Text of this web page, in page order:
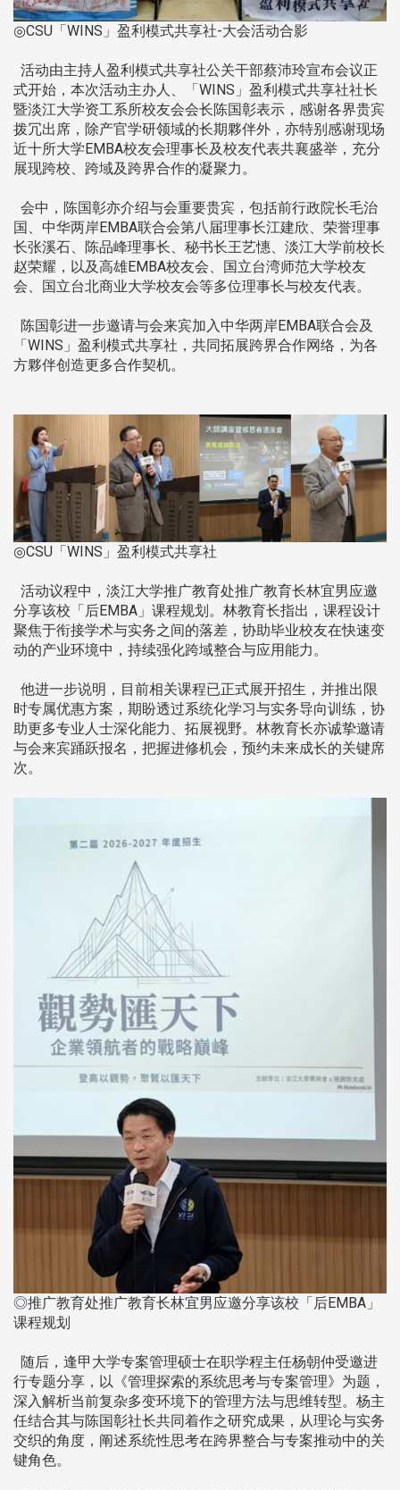
◎CSU「WINS」盈利模式共享社-大会活动合影
活动由主持人盈利模式共享社公关干部蔡沛玲宣布会议正
式开始，本次活动主办人、「WINS」盈利模式共享社社长
暨淡江大学资工系所校友会会长陈国彰表示，感谢各界贵宾
拨冗出席，除产官学研领域的长期夥伴外，亦特别感谢现场
近十所大学EMBA校友会理事长及校友代表共襄盛举，充分
展现跨校、跨域及跨界合作的凝聚力。
会中，陈国彰亦介绍与会重要贵宾，包括前行政院长毛治
国、中华两岸EMBA联合会第八届理事长江建欣、荣誉理事
长张溪石、陈品峰理事长、秘书长王艺憓、淡江大学前校长
赵荣耀，以及高雄EMBA校友会、国立台湾师范大学校友
会、国立台北商业大学校友会等多位理事长与校友代表。
陈国彰进一步邀请与会来宾加入中华两岸EMBA联合会及
「WINS」盈利模式共享社，共同拓展跨界合作网络，为各
方夥伴创造更多合作契机。
◎CSU「WINS」盈利模式共享社
活动议程中，淡江大学推广教育处推广教育长林宜男应邀
分享该校「后EMBA」课程规划。林教育长指出，课程设计
聚焦于衔接学术与实务之间的落差，协助毕业校友在快速变
动的产业环境中，持续强化跨域整合与应用能力。
他进一步说明，目前相关课程已正式展开招生，并推出限
时专属优惠方案，期盼透过系统化学习与实务导向训练，协
助更多专业人士深化能力、拓展视野。林教育长亦诚挚邀请
与会来宾踊跃报名，把握进修机会，预约未来成长的关键席
次。
◎推广教育处推广教育长林宜男应邀分享该校「后EMBA」
课程规划
随后，逢甲大学专案管理硕士在职学程主任杨朝仲受邀进
行专题分享，以《管理探索的系统思考与专案管理》为题，
深入解析当前复杂多变环境下的管理方法与思维转型。杨主
任结合其与陈国彰社长共同着作之研究成果，从理论与实务
交织的角度，阐述系统性思考在跨界整合与专案推动中的关
键角色。